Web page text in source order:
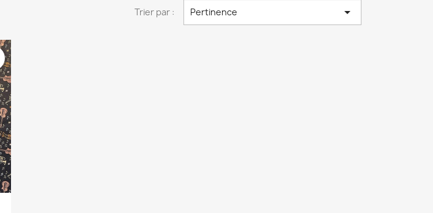
Trier par : Pertinence 